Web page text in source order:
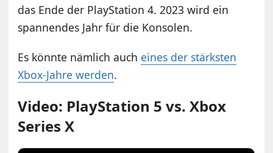
das Ende der PlayStation 4. 2023 wird ein
spannendes Jahr für die Konsolen.
Es könnte nämlich auch eines der stärksten
Xbox-Jahre werden.
Video: PlayStation 5 vs. Xbox
Series X